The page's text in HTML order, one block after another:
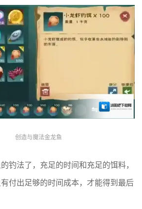
创造与魔法金龙鱼
钓法了，充足的时间和充足的饵料，
付出足够的时间成本，才能得到最后